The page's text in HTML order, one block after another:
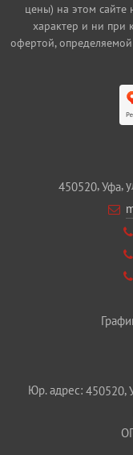
цены) на этом
характер и ни при
офертой,
450520,Уфа,
Юр. адрес: 450520,